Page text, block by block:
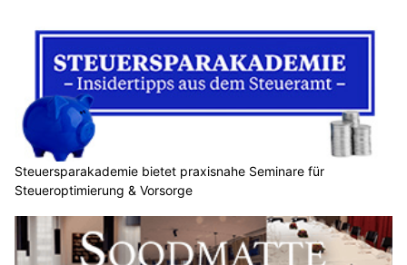
Steuersparakademie bietet praxisnahe Seminare für
Steueroptimierung & Vorsorge